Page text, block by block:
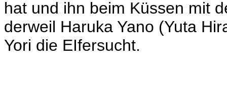
hat und ihn beim Küssen mit
derweil Haruka Yano (Yuta
Yori die EIfersucht.